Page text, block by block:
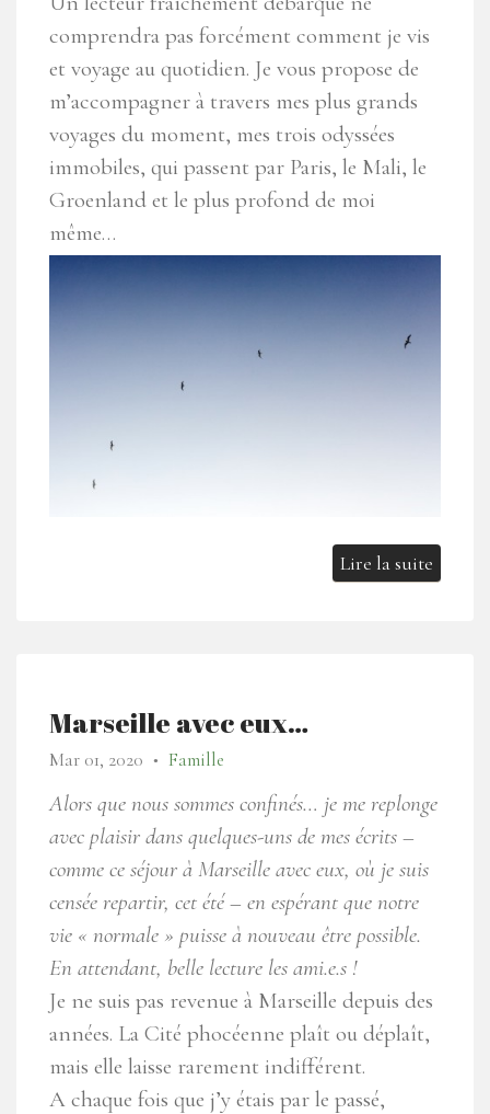
comprendra pas forcément comment je vis
et voyage au quotidien. Je vous propose de
m’accompagner à travers mes plus grands
voyages du moment, mes trois odyssées
immobiles, qui passent par Paris, le Mali, le
Groenland et le plus profond de moi
même…
Lire la suite
Marseille avec eux…
Mar 01, 2020 ● Famille
Alors que nous sommes confinés… je me replonge
avec plaisir dans quelques-uns de mes écrits –
comme ce séjour à Marseille avec eux, où je suis
censée repartir, cet été – en espérant que notre
vie « normale » puisse à nouveau être possible.
En attendant, belle lecture les ami.e.s !
Je ne suis pas revenue à Marseille depuis des
années. La Cité phocéenne plaît ou déplaît,
mais elle laisse rarement indifférent.
A chaque fois que j’y étais par le passé,